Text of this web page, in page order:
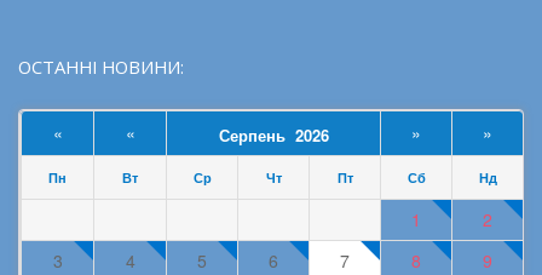
ОСТАННІ НОВИНИ:
« « Серпень 2026 » »
Пн Вт Ср Чт Пт Сб Нд
1
2
3
4 5 6 7 8
9